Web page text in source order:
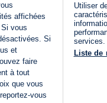
affichées
vous
Si
et
faire
à tout
que vous
vous
Utiliser
services.
Liste de